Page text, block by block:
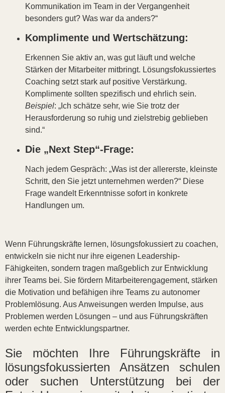
Kommunikation im Team in der Vergangenheit
besonders gut? Was war da anders?“
Komplimente und Wertschätzung:
Erkennen Sie aktiv an, was gut läuft und welche
Stärken der Mitarbeiter mitbringt. Lösungsfokussiertes
Coaching setzt stark auf positive Verstärkung.
Komplimente sollten spezifisch und ehrlich sein.
Beispiel: „Ich schätze sehr, wie Sie trotz der
Herausforderung so ruhig und zielstrebig geblieben
sind.“
Die „Next Step“-Frage:
Nach jedem Gespräch: „Was ist der allererste, kleinste
Schritt, den Sie jetzt unternehmen werden?“ Diese
Frage wandelt Erkenntnisse sofort in konkrete
Handlungen um.
Wenn Führungskräfte lernen, lösungsfokussiert zu coachen,
entwickeln sie nicht nur ihre eigenen Leadership-
Fähigkeiten, sondern tragen maßgeblich zur Entwicklung
ihrer Teams bei. Sie fördern Mitarbeiterengagement, stärken
die Motivation und befähigen ihre Teams zu autonomer
Problemlösung. Aus Anweisungen werden Impulse, aus
Problemen werden Lösungen – und aus Führungskräften
werden echte Entwicklungspartner.
Sie möchten Ihre Führungskräfte in
lösungsfokussierten Ansätzen schulen
oder suchen Unterstützung bei der